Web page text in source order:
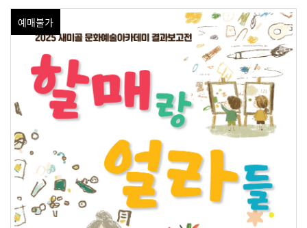
예매불가